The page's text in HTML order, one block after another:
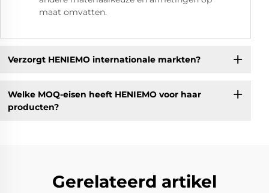
maat omvatten.
Verzorgt HENIEMO internationale markten?
Welke MOQ-eisen heeft HENIEMO voor haar
producten?
Gerelateerd artikel